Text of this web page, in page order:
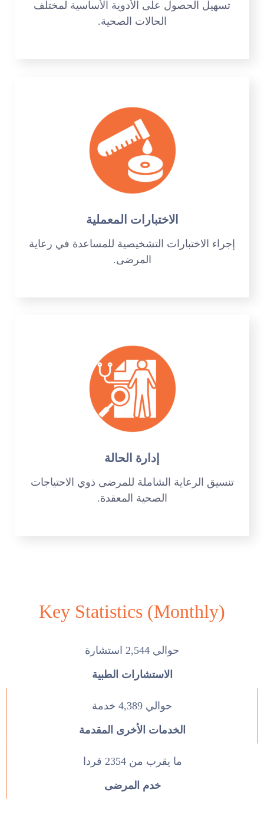
تسهيل الحصول على الأدوية الأساسية لمختلف
الحالات الصحية.
الاختبارات المعملية
إجراء الاختبارات التشخيصية للمساعدة في رعاية
المرضى.
إدارة الحالة
تنسيق الرعاية الشاملة للمرضى ذوي الاحتياجات
الصحية المعقدة.
Key Statistics (Monthly)
حوالي 2,544 استشارة
الاستشارات الطبية
حوالي 4,389 خدمة
الخدمات الأخرى المقدمة
ما يقرب من 2354 فردا
خدم المرضى